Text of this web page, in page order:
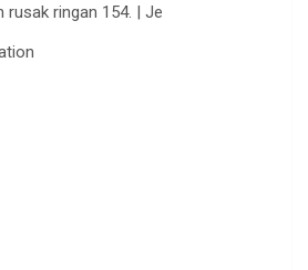
rusak ringan 154. | Je